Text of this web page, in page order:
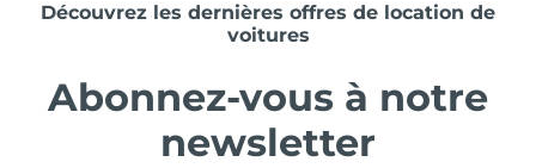
Découvrez les dernières offres de location de
voitures
Abonnez-vous à notre
newsletter